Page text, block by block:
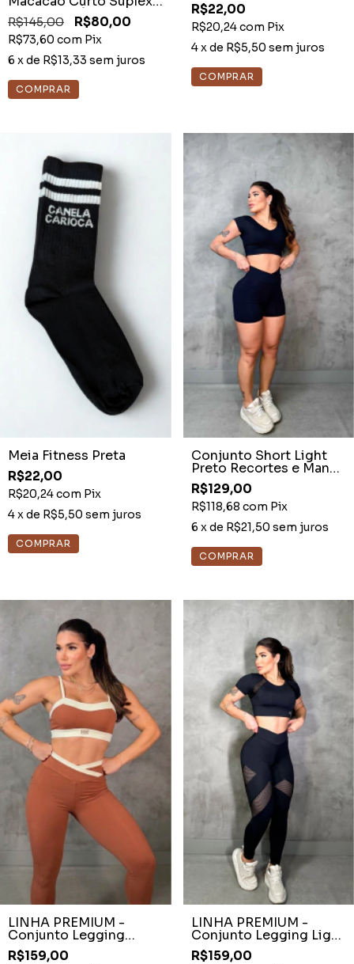
Prime Bordô
R$145,00 R$80,00
R$73,60 com Pix
6 x de R$13,33 sem juros
R$22,00
R$20,24com Pix
4x de R$5,50 sem juros
Meia Fitness Preta
R$22,00
R$20,24com Pix
4x de R$5,50 sem juros
Conjunto Short Light
Preto Recortes e Manga
Curta
R$129,00
R$118,68 com Pix
6 x de R$21,50 sem juros
LINHA PREMIUM -
Conjunto Legging
Cocoa Com Off White
R$159,00
LINHA PREMIUM -
Conjunto Legging Light
Preto Com Tela
R$159,00